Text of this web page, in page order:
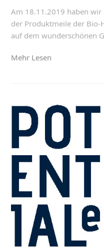
Am 18.11.2019 haben
der Produktmeile der
auf dem wunderschönen
Mehr Lesen